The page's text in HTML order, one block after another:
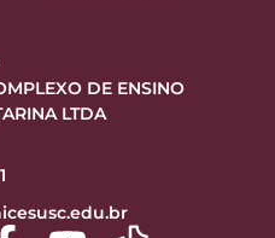
DE ENSINO
LTDA